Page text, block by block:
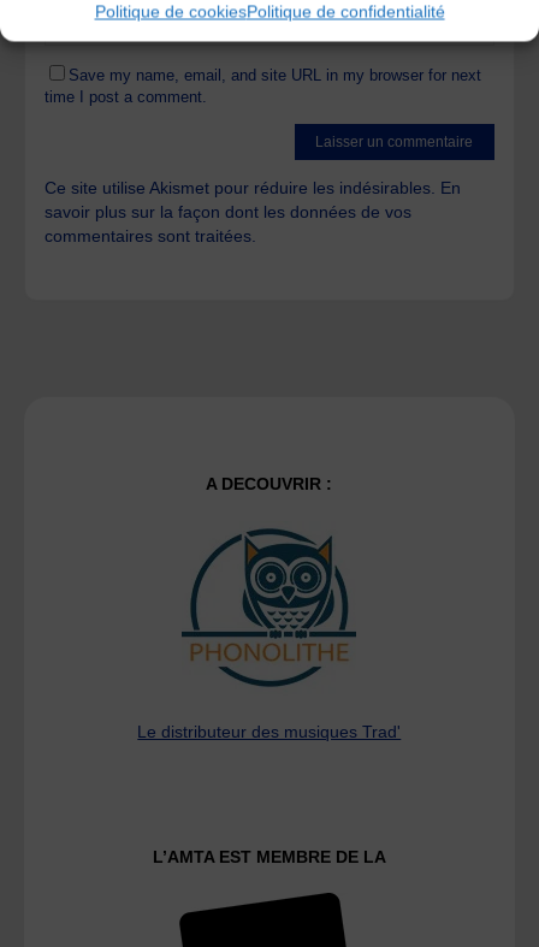
Politique de cookiesPolitique de confidentialité
Save my name, email, and site URL in my browser for next
time I post a comment.
Ce site utilise Akismet pour réduire les indésirables. En
savoir plus sur la façon dont les données de vos
commentaires sont traitées
A DECOUVRIR :
Le distributeur des musiques Trad'
L’AMTA EST MEMBRE DE LA